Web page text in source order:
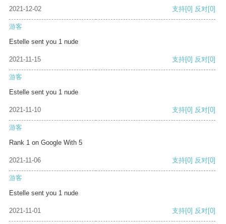
2021-12-02 支持[0] 反对[0]
游客
Estelle sent you 1 nude
2021-11-15 支持[0] 反对[0]
游客
Estelle sent you 1 nude
2021-11-10 支持[0] 反对[0]
游客
Rank 1 on Google With 5
2021-11-06 支持[0] 反对[0]
游客
Estelle sent you 1 nude
2021-11-01 支持[0] 反对[0]